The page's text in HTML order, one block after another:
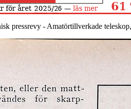
pressrevy - Amatörtillverkade